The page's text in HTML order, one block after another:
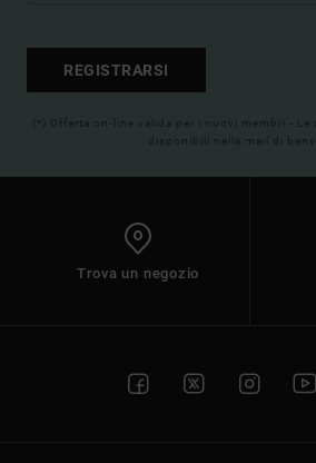
REGISTRARSI
(*) Offerta on-line valida per i nuovi membri -
disponibili nella mail di
Trova un negozio